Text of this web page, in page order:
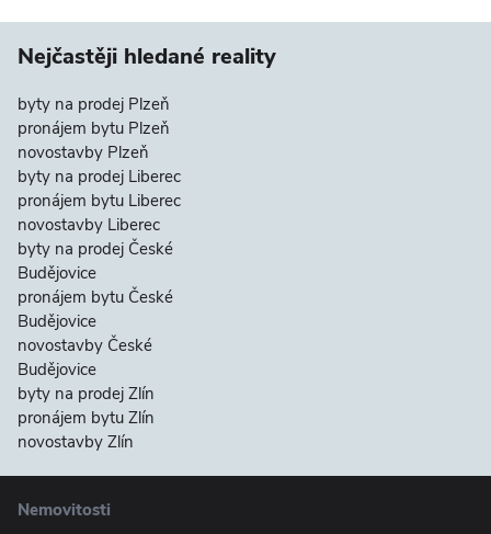
Nejčastěji hledané reality
byty na prodej Plzeň
pronájem bytu Plzeň
novostavby Plzeň
byty na prodej Liberec
pronájem bytu Liberec
novostavby Liberec
byty na prodej České
Budějovice
pronájem bytu České
Budějovice
novostavby České
Budějovice
byty na prodej Zlín
pronájem bytu Zlín
novostavby Zlín
Nemovitosti